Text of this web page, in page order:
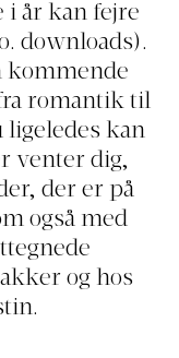
i år kan fejre
downloads).
kommende
romantik til
kan
venter dig,
der er på
også med
og hos